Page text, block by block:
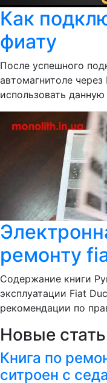
Как
фиату
После успешного
автомагнитоле
использовать данную
ремонту
Содержание книги
эксплуатации Fiat
рекомендации по
Новые
Книга по
ситроен с